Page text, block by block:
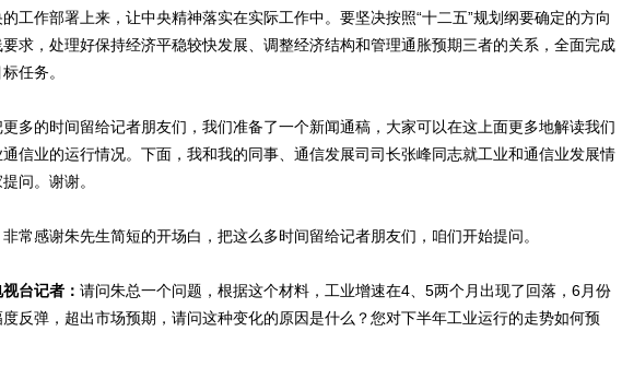
工作部署上来，让中央精神落实在实际工作中。要坚决按照“十二五”规划纲要确定的方向
求，处理好保持经济平稳较快发展、调整经济结构和管理通胀预期三者的关系，全面完成
任务。
的时间留给记者朋友们，我们准备了一个新闻通稿，大家可以在这上面更多地解读我们
通信业的运行情况。下面，我和我的同事、通信发展司司长张峰同志就工业和通信业发展情
问。谢谢。
非常感谢朱先生简短的开场白，把这么多时间留给记者朋友们，咱们开始提问。
台记者： 请问朱总一个问题，根据这个材料，工业增速在4、5两个月出现了回落，6月份
度反弹，超出市场预期，请问这种变化的原因是什么？您对下半年工业运行的走势如何预